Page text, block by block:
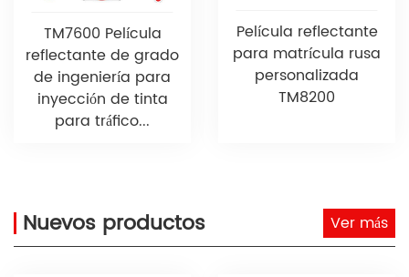
TM7600 Película
reflectante de grado
de ingeniería para
inyección de tinta
para tráfico...
Película reflectante
para matrícula rusa
personalizada
TM8200
Nuevos productos Ver más